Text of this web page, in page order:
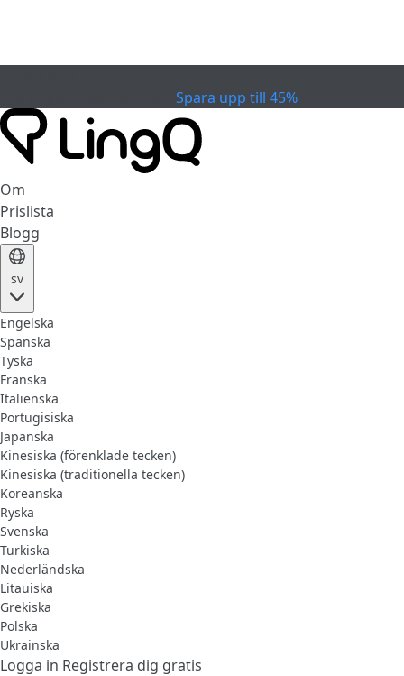
Spara upp till 45%
Om
Prislista
Blogg
sv
Engelska
Spanska
Tyska
Franska
Italienska
Portugisiska
Japanska
Kinesiska (förenklade tecken)
Kinesiska (traditionella tecken)
Koreanska
Ryska
Svenska
Turkiska
Nederländska
Litauiska
Grekiska
Polska
Ukrainska
Logga in Registrera dig gratis